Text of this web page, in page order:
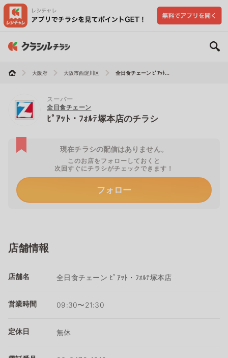
大阪府 大阪市西淀川区 全日食チェーン ﾋﾟｱｯﾄ...
スーパー
全日食チェーン
ﾋﾟｱｯﾄ・ﾌｫﾙﾃ塚本店のチラシ
現在チラシの配信はありません。
このお店をフォローしておくと
次回すぐにチラシがチェックできます！
フォロー
店舗情報
店舗名 全日食チェーン ﾋﾟｱｯﾄ・ﾌｫﾙﾃ塚本店
営業時間 09:30〜21:30
定休日 無休